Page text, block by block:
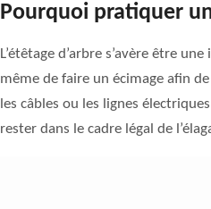
Pourquoi pratiquer
L’étêtage d’arbre s’avère être
même de faire un écimage afin
les câbles ou les lignes
rester dans le cadre légal de